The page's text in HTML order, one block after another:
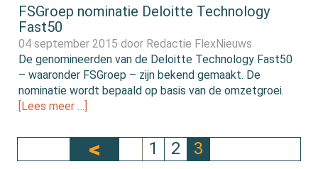
FSGroep nominatie Deloitte Technology
Fast50
04 september 2015 door Redactie FlexNieuws
De genomineerden van de Deloitte Technology Fast50
– waaronder FSGroep – zijn bekend gemaakt. De
nominatie wordt bepaald op basis van de omzetgroei.
[Lees meer …]
1 2 3